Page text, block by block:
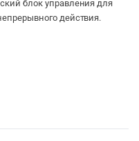
блок управления для
действия.